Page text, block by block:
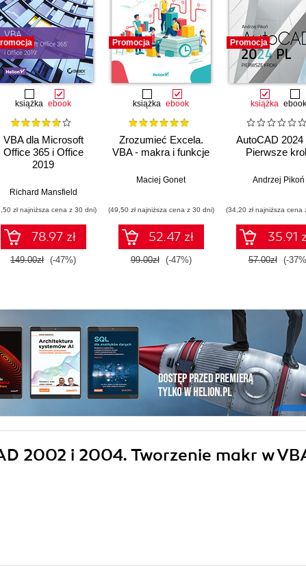
książka ebook
VBA dla Microsoft
Office 365 i Office
2019
Richard Mansfield
zł najniższa cena z 30 dni)
78.97 zł
149.00zł (-47%)
Promocja
książka ebook
Zrozumieć Excela.
VBA - makra i funkcje
Maciej Gonet
(49,50 zł najniższa cena z 30 dni)
52.47 zł
99.00zł (-47%)
Promocja
książka ebook
AutoCAD 2024
Pierwsze
Andrzej Pikoń
(34,20 zł najniższa cena
35.91
57.00zł (-
2002 i 2004. Tworzenie makr w